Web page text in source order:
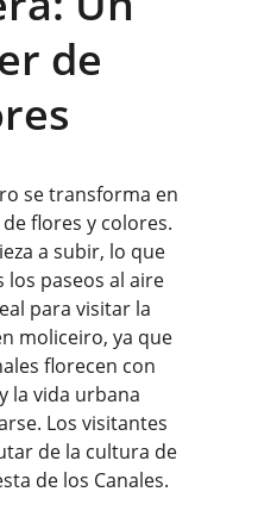
de
se transforma en
flores y colores.
a subir, lo que
los paseos al aire
para visitar la
moliceiro, ya que
florecen con
la vida urbana
Los visitantes
de la cultura de
de los Canales.